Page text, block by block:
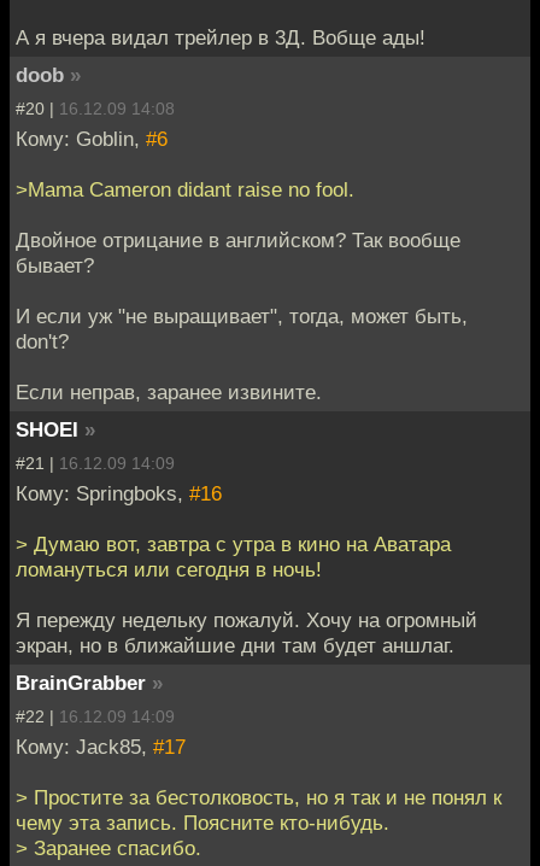
А я вчера видал трейлер в 3Д. Вобще ады!
doob »
#20 | 16.12.09 14:08
Кому: Goblin, #6
>Mama Cameron didant raise no fool.
Двойное отрицание в английском? Так вообще
бывает?
И если уж "не выращивает", тогда, может быть,
don't?
Если неправ, заранее извините.
SHOEI »
#21 | 16.12.09 14:09
Кому: Springboks, #16
> Думаю вот, завтра с утра в кино на Аватара
ломануться или сегодня в ночь!
Я пережду недельку пожалуй. Хочу на огромный
экран, но в ближайшие дни там будет аншлаг.
BrainGrabber »
#22 | 16.12.09 14:09
Кому: Jack85, #17
> Простите за бестолковость, но я так и не понял к
чему эта запись. Поясните кто-нибудь.
> Заранее спасибо.